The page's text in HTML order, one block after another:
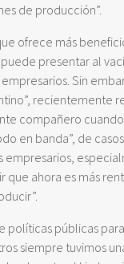
de producción”.
ofrece más
presentar al
Sin
recientemente
compañero
en banda”, de
empresarios,
ahora es más
políticas públicas
siempre tuvimos